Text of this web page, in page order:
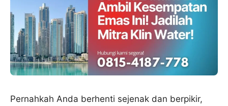
Pernahkah Anda berhenti sejenak dan berpikir,